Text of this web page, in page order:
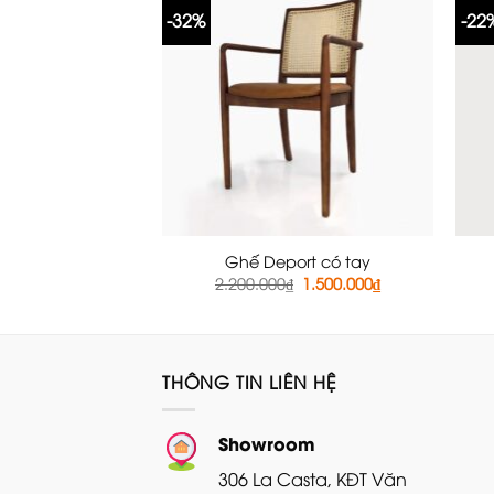
-32%
Ghế Deport có tay
2.200.000₫ Giá
gốc
1.500.000₫Giá
hiện
-
THÔNG TIN LIÊN HỆ
Showroom
306 La Casta, KĐT Văn